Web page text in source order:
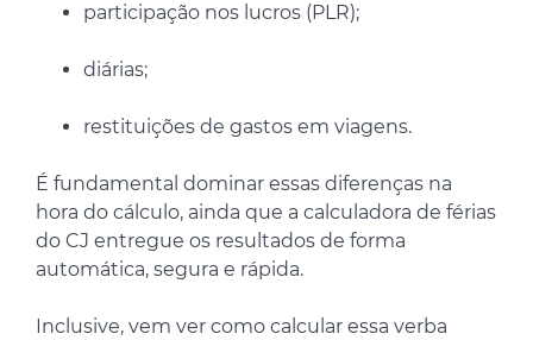
participação nos lucros (PLR);
diárias;
restituições de gastos em viagens.
É fundamental dominar essas diferenças na
hora do cálculo, ainda que a calculadora de férias
do CJ entregue os resultados de forma
automática, segura e rápida.
Inclusive, vem ver como calcular essa verba